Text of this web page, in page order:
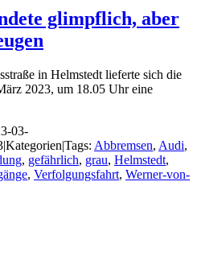
glimpflich, aber
in Helmstedt lieferte sich die
2023, um 18.05 Uhr eine
03-
|Kategorien|Tags: Abbremsen, Audi,
, gefährlich, grau, Helmstedt,
, Verfolgungsfahrt, Werner-von-